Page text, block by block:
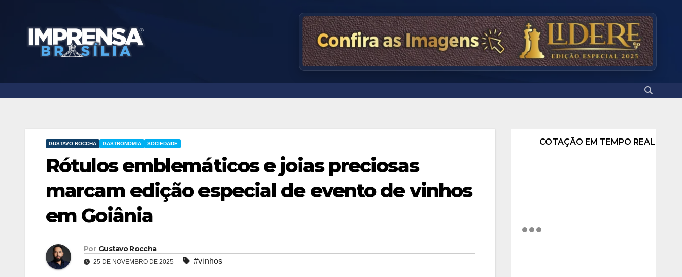
GUSTAVO ROCCHA GASTRONOMIA SOCIEDADE
Rótulos emblemáticos e joias preciosas
marcam edição especial de evento de vinhos
em Goiânia
Por Gustavo Roccha
25 DE NOVEMBRO DE 2025 #vinhos
COTAÇÃO EM TEMPO REAL